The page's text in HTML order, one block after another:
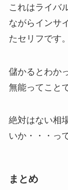
これはライバ
ながらインサ
たセリフです。
儲かるとわか
無能ってこと
絶対はない相
いか・・・っ
まとめ